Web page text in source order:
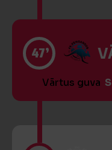
47’
Vārtus guva